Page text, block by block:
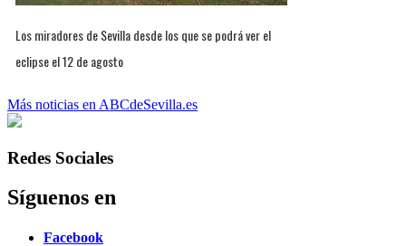
Los miradores de Sevilla desde los que se podrá ver el
eclipse el 12 de agosto
Más noticias en ABCdeSevilla.es
Redes Sociales
Síguenos en
Facebook